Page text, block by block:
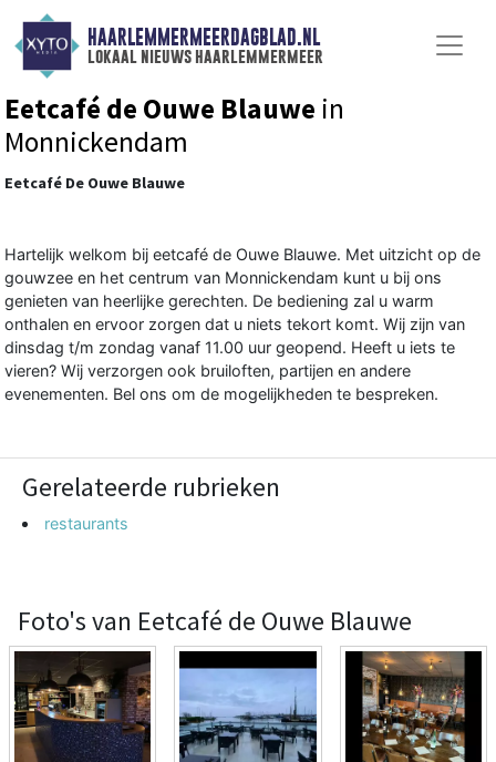
HAARLEMMERMEERDAGBLAD.NL
lokaal nieuws haarlemmermeer
Eetcafé de Ouwe Blauwe in
Monnickendam
Eetcafé De Ouwe Blauwe
Hartelijk welkom bij eetcafé de Ouwe Blauwe. Met uitzicht op de
gouwzee en het centrum van Monnickendam kunt u bij ons
genieten van heerlijke gerechten. De bediening zal u warm
onthalen en ervoor zorgen dat u niets tekort komt. Wij zijn van
dinsdag t/m zondag vanaf 11.00 uur geopend. Heeft u iets te
vieren? Wij verzorgen ook bruiloften, partijen en andere
evenementen. Bel ons om de mogelijkheden te bespreken.
Gerelateerde rubrieken
restaurants
Foto's van Eetcafé de Ouwe Blauwe